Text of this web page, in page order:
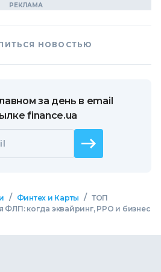
НОВОСТЬЮ
за день в email
finance.ua
/ Финтех и Карты / ТОП
ФЛП: когда эквайринг, РРО и бизнес